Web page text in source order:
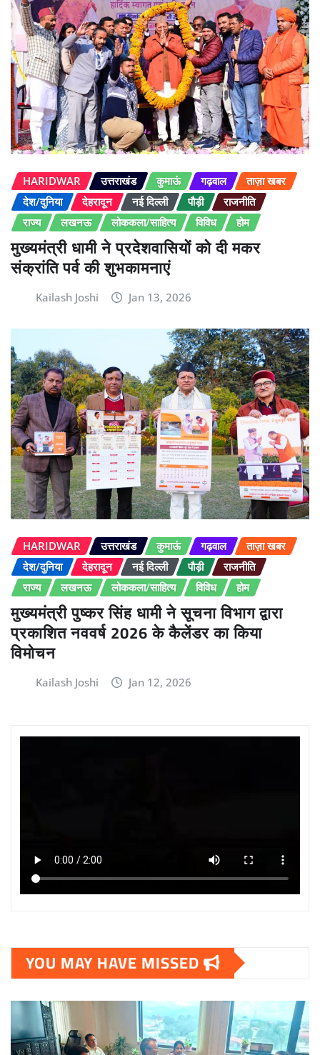
HARIDWAR उत्तराखंड कुमाऊं गढ़वाल
ताज़ा खबर
देश/दुनिया
देहरादून नई दिल्ली पौड़ी
राजनीति
राज्य
लखनऊ लोककला/साहित्य विविध होम
मुख्यमंत्री धामी ने प्रदेशवासियों को दी मकर
संक्रांति पर्व की शुभकामनाएं
Kailash Joshi Jan 13, 2026
HARIDWAR उत्तराखंड कुमाऊं गढ़वाल
ताज़ा खबर
देश/दुनिया
देहरादून नई दिल्ली पौड़ी
राजनीति
राज्य
लखनऊ लोककला/साहित्य विविध होम
मुख्यमंत्री पुष्कर सिंह धामी ने सूचना विभाग द्वारा
प्रकाशित नववर्ष 2026 के कैलेंडर का किया
विमोचन
Kailash Joshi Jan 12, 2026
YOU MAY HAVE MISSED